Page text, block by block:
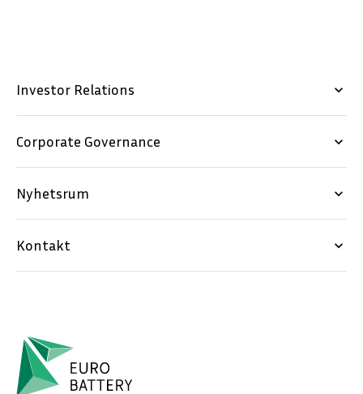
Investor Relations keyboard_arrow_down
Corporate Governance keyboard_arrow_down
Nyhetsrum keyboard_arrow_down
Kontakt keyboard_arrow_down